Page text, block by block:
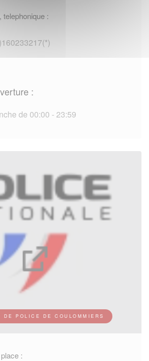
telephonique :
:
de 00:00 - 23:59
DE POLICE DE COULOMMIERS
: